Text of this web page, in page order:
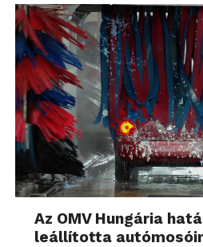
Az OMV Hungária
leállította